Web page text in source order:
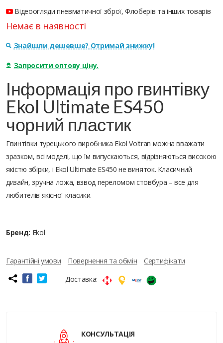
Відеоогляди пневматичної зброї, Флоберів та інших товарів
Немає в наявності
Знайшли дешевше? Отримай знижку!
Запросити оптову ціну.
Інформація про гвинтівку
Ekol Ultimate ES450
чорний пластик
Гвинтівки турецького виробника Ekol Voltran можна вважати
зразком, всі моделі, що їм випускаються, відрізняються високою
якістю збірки, і Ekol Ultimate ES450 не виняток. Класичний
дизайн, зручна ложа, взвод переломом стовбура – все для
любителів якісної класики.
Бренд: Ekol
Гарантійні умови Повернення та обмін
Сертифікати
Доставка:
КОНСУЛЬТАЦІЯ